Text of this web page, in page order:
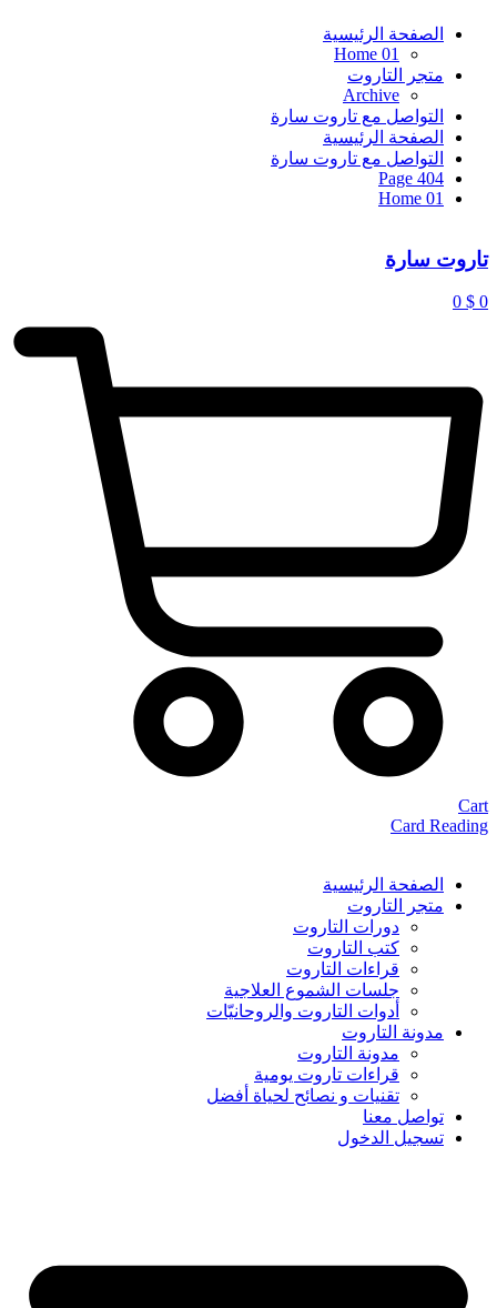
الصفحة الرئيسية
Home 01
متجر التاروت
Archive
التواصل مع تاروت سارة
الصفحة الرئيسية
التواصل مع تاروت سارة
404 Page
Home 01
تاروت سارة
$ 0
0
Cart
Card Reading
الصفحة الرئيسية
متجر التاروت
دورات التاروت
كتب التاروت
قراءات التاروت
جلسات الشموع العلاجية
أدوات التاروت والروحانيّات
مدونة التاروت
مدونة التاروت
قراءات تاروت يومية
تقنيات و نصائح لحياة أفضل
تواصل معنا
تسجيل الدخول